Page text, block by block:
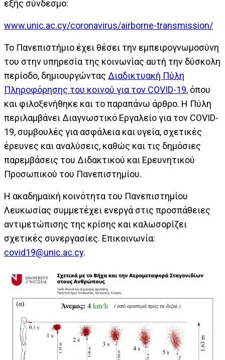
εξής σύνδεσμο:
www.unic.ac.cy/coronavirus/airborne-transmission/
Το Πανεπιστήμιο έχει θέσει την εμπειρογνωμοσύνη
του στην υπηρεσία της κοινωνίας αυτή την δύσκολη
περίοδο, δημιουργώντας Διαδικτυακή Πύλη
Πληροφόρησης του κοινού για τον COVID-19, όπου
και φιλοξενήθηκε και το παραπάνω άρθρο. Η Πύλη
περιλαμβάνει Διαγνωστικό Εργαλείο για τον COVID-
19, συμβουλές για ασφάλεια και υγεία, σχετικές
έρευνες και αναλύσεις, καθώς και τις δημόσιες
παρεμβάσεις του Διδακτικού και Ερευνητικού
Προσωπικού του Πανεπιστημίου.
Η ακαδημαϊκή κοινότητα του Πανεπιστημίου
Λευκωσίας συμμετέχει ενεργά στις προσπάθειες
αντιμετώπισης της κρίσης και καλωσορίζει
σχετικές συνεργασίες. Επικοινωνία:
covid19@unic.ac.cy.